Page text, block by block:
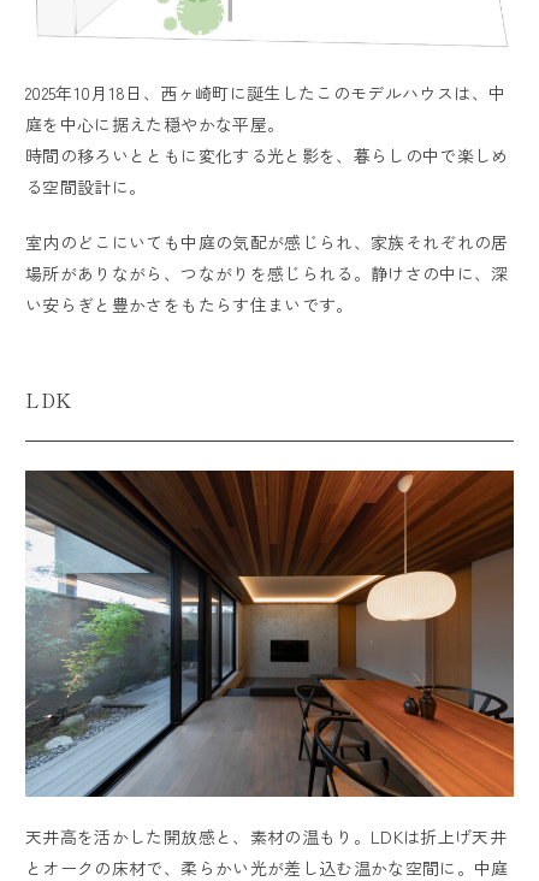
2025年10月18日、西ヶ崎町に誕生したこのモデルハウスは、中
庭を中心に据えた穏やかな平屋。
時間の移ろいとともに変化する光と影を、暮らしの中で楽しめ
る空間設計に。
室内のどこにいても中庭の気配が感じられ、家族それぞれの居
場所がありながら、つながりを感じられる。静けさの中に、深
い安らぎと豊かさをもたらす住まいです。
LDK
天井高を活かした開放感と、素材の温もり。LDKは折上げ天井
とオークの床材で、柔らかい光が差し込む温かな空間に。中庭